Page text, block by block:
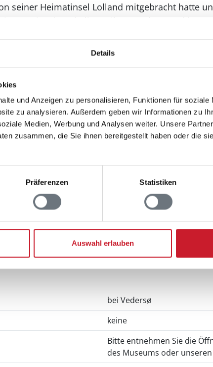
Details
und Anzeigen zu personalisieren, Funktionen für soziale
zu analysieren. Außerdem geben wir Informationen zu
Medien, Werbung und Analysen weiter. Unsere
zusammen, die Sie ihnen bereitgestellt haben oder die
Präferenzen Statistiken
Auswahl erlauben
seiner Heimatinsel Lolland mitgebracht hatte
ist einen halben Kilometer lang und hat 10
landesweites Projekt, das sich zum Ziel gesetzte
in Erinnerung zu rufen und gleichzeitig
im Überblick
bei Vedersø
keine
Bitte entnehmen Sie die
des Museums oder unseren